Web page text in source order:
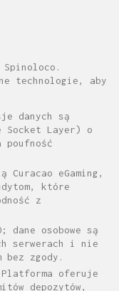
technologie, aby
danych są
Socket Layer) o
poufność
eGaming,
które
z
dane osobowe są
serwerach i nie
bez zgody.
Platforma oferuje
depozytów,